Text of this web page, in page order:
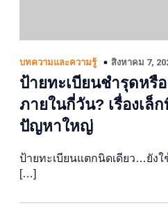
บทความและความรู้ สิงหาคม 7,
ป้ายทะเบียนชำรุดหรื
ภายในกี่วัน? เรื่องเล็
ปัญหาใหญ่
ป้ายทะเบียนแตกนิดเดียว…ยัง
[…]